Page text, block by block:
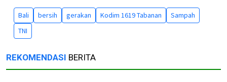
Bali bersih gerakan Kodim 1619 Tabanan
Sampah
TNI
REKOMENDASI BERITA